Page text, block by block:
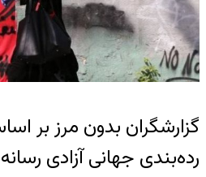
گزارشگران بدون مرز بر
رده‌بندی جهانی آزادی رسانه‌ها که گزارشگران